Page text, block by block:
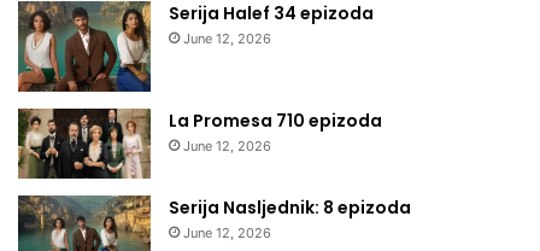
Serija Halef 34 epizoda
June 12, 2026
La Promesa 710 epizoda
June 12, 2026
Serija Nasljednik: 8 epizoda
June 12, 2026